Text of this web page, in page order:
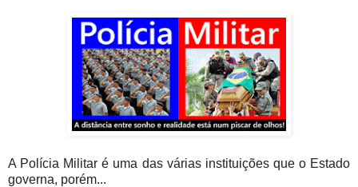
A Polícia Militar é uma das várias instituições que o Estado
governa, porém...